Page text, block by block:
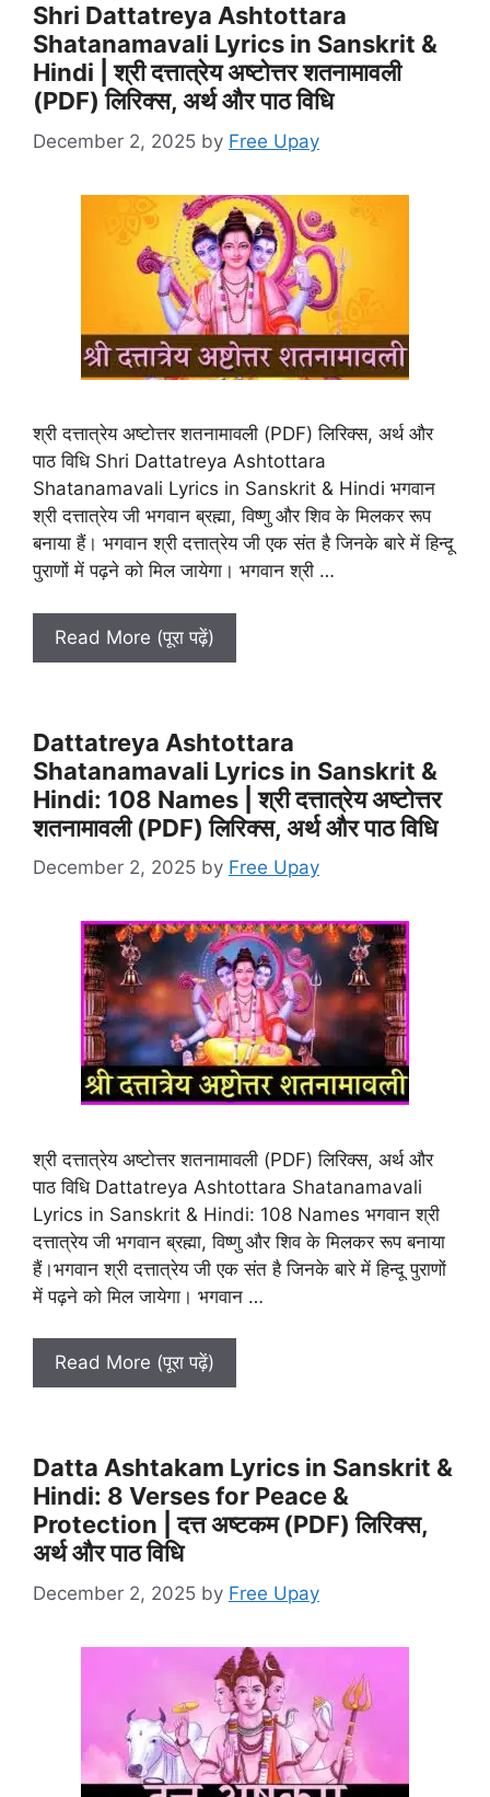
Shri Dattatreya Ashtottara
Shatanamavali Lyrics in Sanskrit &
Hindi | श्री दत्तात्रेय अष्टोत्तर शतनामावली
(PDF) लिरिक्स, अर्थ और पाठ विधि
December 2, 2025 by Free Upay
श्री दत्तात्रेय अष्टोत्तर शतनामावली (PDF) लिरिक्स, अर्थ और
पाठ विधि Shri Dattatreya Ashtottara
Shatanamavali Lyrics in Sanskrit & Hindi भगवान
श्री दत्तात्रेय जी भगवान ब्रह्मा, विष्णु और शिव के मिलकर रूप
बनाया हैं। भगवान श्री दत्तात्रेय जी एक संत है जिनके बारे में हिन्दू
पुराणों में पढ़ने को मिल जायेगा। भगवान श्री …
Read More (पूरा पढ़ें)
Dattatreya Ashtottara
Shatanamavali Lyrics in Sanskrit &
Hindi: 108 Names | श्री दत्तात्रेय अष्टोत्तर
शतनामावली (PDF) लिरिक्स, अर्थ और पाठ विधि
December 2, 2025 by Free Upay
श्री दत्तात्रेय अष्टोत्तर शतनामावली (PDF) लिरिक्स, अर्थ और
पाठ विधि Dattatreya Ashtottara Shatanamavali
Lyrics in Sanskrit & Hindi: 108 Names भगवान श्री
दत्तात्रेय जी भगवान ब्रह्मा, विष्णु और शिव के मिलकर रूप बनाया
हैं।भगवान श्री दत्तात्रेय जी एक संत है जिनके बारे में हिन्दू पुराणों
में पढ़ने को मिल जायेगा। भगवान …
Read More (पूरा पढ़ें)
Datta Ashtakam Lyrics in Sanskrit &
Hindi: 8 Verses for Peace &
Protection | दत्त अष्टकम (PDF) लिरिक्स,
अर्थ और पाठ विधि
December 2, 2025 by Free Upay